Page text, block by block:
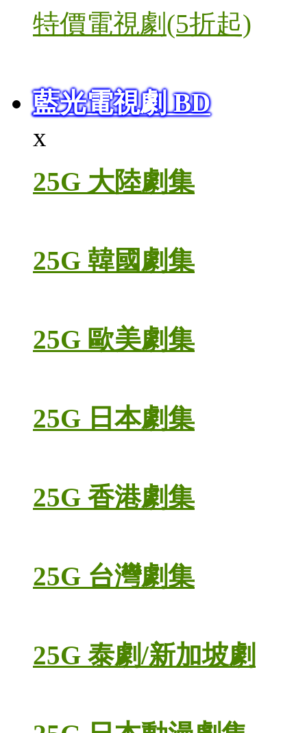
特價電視劇(5折起)
藍光電視劇 BD
x
25G 大陸劇集
25G 韓國劇集
25G 歐美劇集
25G 日本劇集
25G 香港劇集
25G 台灣劇集
25G 泰劇/新加坡劇